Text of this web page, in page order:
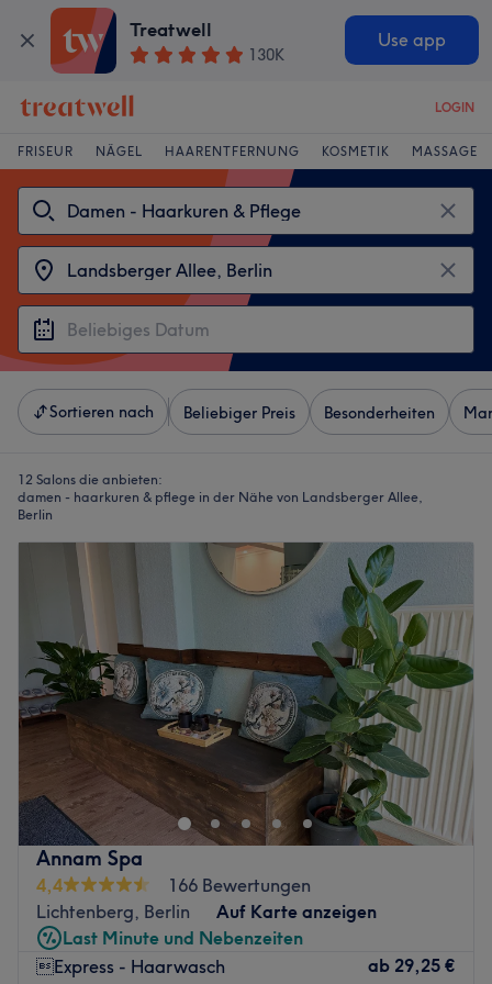
Treatwell
130K
Use app
LOGIN
FRISEUR NÄGEL HAARENTFERNUNG KOSMETIK MASSAGE
Sortieren nach Beliebiger Preis Besonderheiten
12 Salons die anbieten:
damen - haarkuren & pflege in der Nähe von Landsberger Allee,
Berlin
Annam Spa
4,4
166 Bewertungen
Lichtenberg, Berlin
Auf Karte anzeigen
Last Minute und Nebenzeiten
Express - Haarwasch
ab 29,25 €